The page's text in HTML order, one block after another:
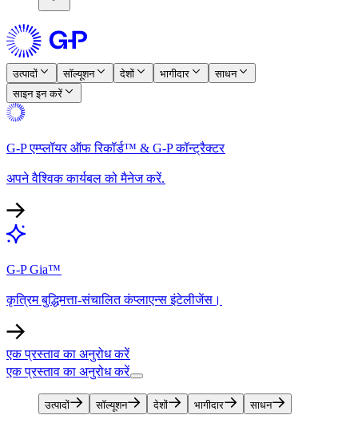
उत्पादों​​ सॉल्यूशन​​ देशों​​ भागीदार​​
साधन​​
साइन इन करें​​
G-P एम्प्लॉयर ऑफ रिकॉर्ड™ & G-P कॉन्ट्रैक्टर​​
अपने वैश्विक कार्यबल को मैनेज करें.​​
G-P Gia™​​
कृत्रिम बुद्धिमत्ता-संचालित कंप्लाएन्स इंटेलीजेंस।​​
एक प्रस्ताव का अनुरोध करें​​
एक प्रस्ताव का अनुरोध करें​​
उत्पादों​​ सॉल्यूशन​​ देशों​​ भागीदार​​ साधन​​